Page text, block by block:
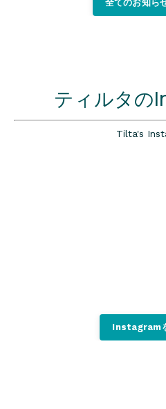
全てのお知ら
ティルタ
Tilta's
Instagram